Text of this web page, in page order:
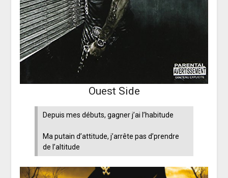
Ouest Side
Depuis mes débuts, gagner j’ai l’habitude
Ma putain d’attitude, j’arrête pas d’prendre
de l’altitude